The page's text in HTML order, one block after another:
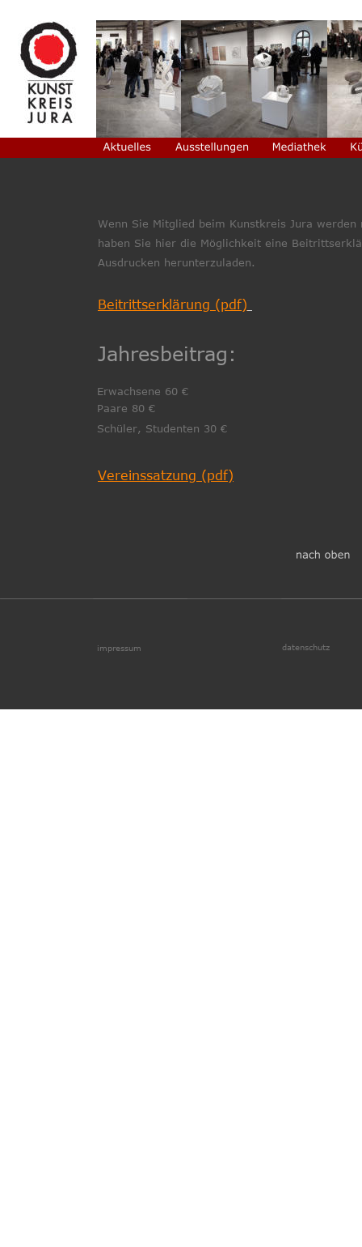
Wenn Sie Mitglied beim Kunstkreis Jura werden
haben Sie hier die Möglichkeit eine
Ausdrucken herunterzuladen.
Beitrittserklärung (pdf)
Jahresbeitrag:
Erwachsene 60 €
Paare 80 €
Schüler, Studenten 30 €
Vereinssatzung (pdf)
impressum datenschutz